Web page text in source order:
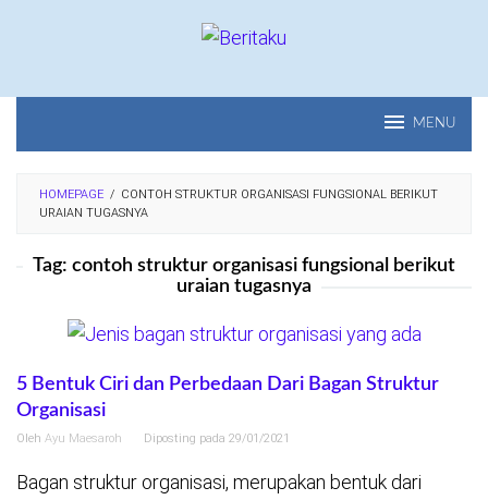
MENU
HOMEPAGE / CONTOH STRUKTUR ORGANISASI FUNGSIONAL BERIKUT
URAIAN TUGASNYA
Tag: contoh struktur organisasi fungsional berikut
uraian tugasnya
5 Bentuk Ciri dan Perbedaan Dari Bagan Struktur
Organisasi
Oleh Ayu Maesaroh Diposting pada 29/01/2021
Bagan struktur organisasi, merupakan bentuk dari